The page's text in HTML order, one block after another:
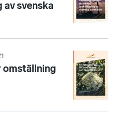
svenska
omställning